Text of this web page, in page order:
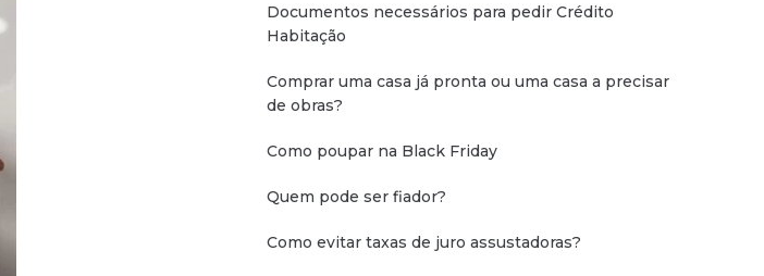
Documentos necessários para pedir Crédito
Habitação
Comprar uma casa já pronta ou uma casa a precisar
de obras?
Como poupar na Black Friday
Quem pode ser fiador?
Como evitar taxas de juro assustadoras?